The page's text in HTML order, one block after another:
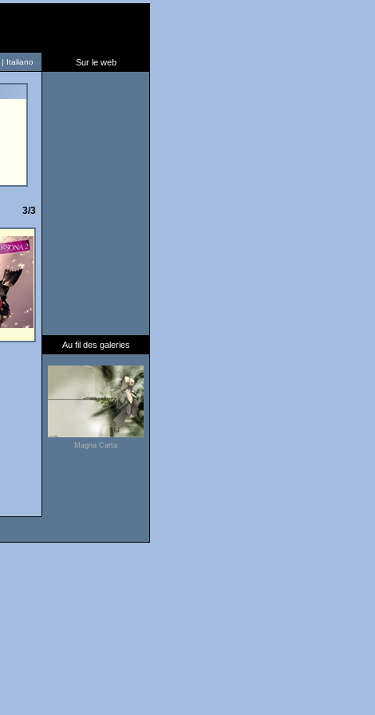
| Italiano
Sur le web
3/3
Au fil des galeries
Magna Carta